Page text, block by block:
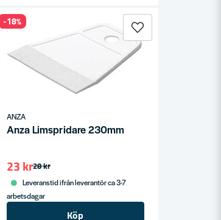
ANZA
Anza Limspridare 230mm
28 kr
23 kr
Leveranstid ifrån leverantör ca 3-7
arbetsdagar
Köp
-18%